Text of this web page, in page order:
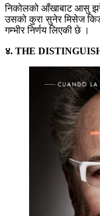
निकोलको आँखाबाट आसु
उसको कुरा सुनेर मिसेज
गम्भीर निर्णय लिएकी छे ।
४. THE